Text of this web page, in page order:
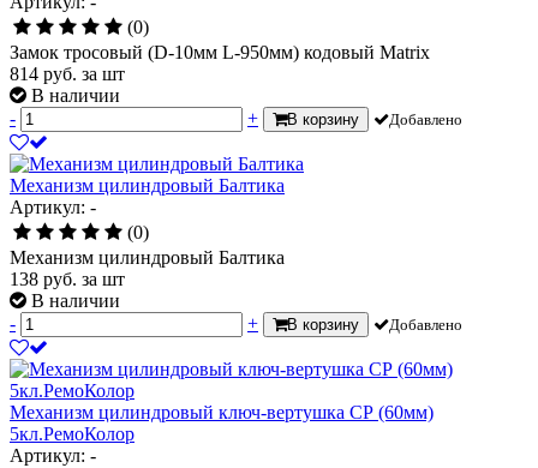
(0)
Замок тросовый (D-10мм L-950мм) кодовый Matrix
814 руб. за шт
В наличии
-
+ В корзину Добавлено
Механизм цилиндровый Балтика
Артикул: -
(0)
Механизм цилиндровый Балтика
138 руб. за шт
В наличии
-
+ В корзину Добавлено
Механизм цилиндровый ключ-вертушка СР (60мм)
5кл.РемоКолор
Артикул: -